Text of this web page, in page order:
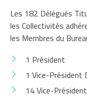
Les 182 Délégués
les Collectivités
les Membres du
1 Président
1 Vice-Président
14 Vice-